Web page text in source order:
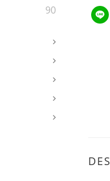
90